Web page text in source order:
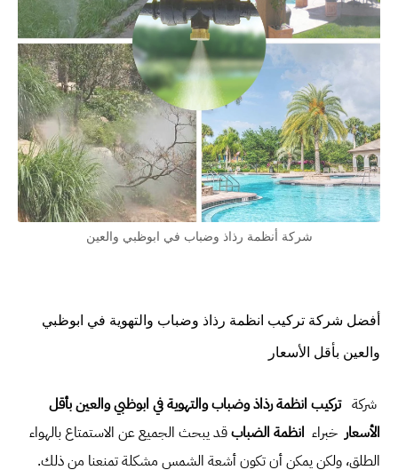
شركة أنظمة رذاذ وضباب في ابوظبي والعين
أفضل شركة تركيب انظمة رذاذ وضباب والتهوية في ابوظبي
والعين بأقل الأسعار
شركة تركيب انظمة رذاذ وضباب والتهوية في ابوظبي والعين بأقل
الأسعار خبراء انظمة الضبابقد يبحث الجميع عن الاستمتاع بالهواء
الطلق، ولكن يمكن أن تكون أشعة الشمس مشكلة تمنعنا من ذلك.